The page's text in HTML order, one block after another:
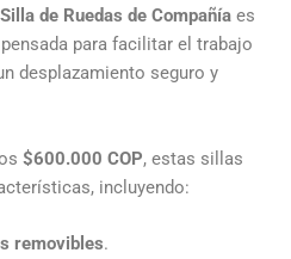
Silla de Ruedas de Compañía es
para facilitar el trabajo
desplazamiento seguro y
$600.000 COP, estas sillas
incluyendo:
removibles.